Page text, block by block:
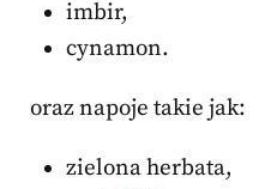
imbir,
cynamon.
oraz napoje takie jak:
zielona herbata,